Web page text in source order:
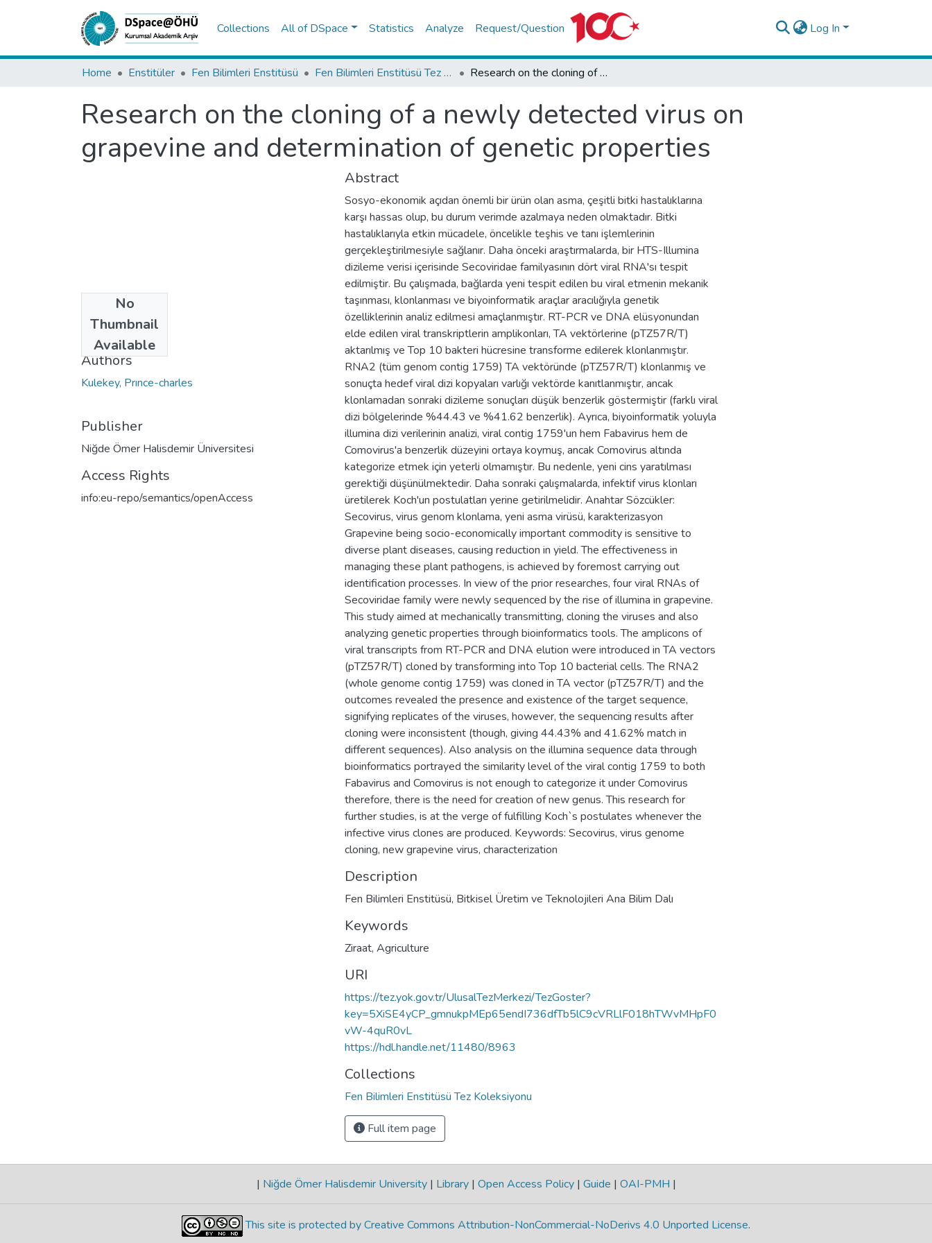
Collections All of DSpace Statistics Analyze Request/Question Log In
Home Enstitüler Fen Bilimleri Enstitüsü Fen Bilimleri Enstitüsü Tez Koleksiyonu Research on the cloning of a newly detected virus on grapevine and determination of genetic properties
Research on the cloning of a newly detected virus on
grapevine and determination of genetic properties
No
Thumbnail
Available
2022
Authors
Kulekey, Prınce-charles
Publisher
Niğde Ömer Halisdemir Üniversitesi
Access Rights
info:eu-repo/semantics/openAccess
Abstract
Sosyo-ekonomik açıdan önemli bir ürün olan asma, çeşitli bitki hastalıklarına
karşı hassas olup, bu durum verimde azalmaya neden olmaktadır. Bitki
hastalıklarıyla etkin mücadele, öncelikle teşhis ve tanı işlemlerinin
gerçekleştirilmesiyle sağlanır. Daha önceki araştırmalarda, bir HTS-Illumina
dizileme verisi içerisinde Secoviridae familyasının dört viral RNA'sı tespit
edilmiştir. Bu çalışmada, bağlarda yeni tespit edilen bu viral etmenin mekanik
taşınması, klonlanması ve biyoinformatik araçlar aracılığıyla genetik
özelliklerinin analiz edilmesi amaçlanmıştır. RT-PCR ve DNA elüsyonundan
elde edilen viral transkriptlerin amplikonları, TA vektörlerine (pTZ57R/T)
aktarılmış ve Top 10 bakteri hücresine transforme edilerek klonlanmıştır.
RNA2 (tüm genom contig 1759) TA vektöründe (pTZ57R/T) klonlanmış ve
sonuçta hedef viral dizi kopyaları varlığı vektörde kanıtlanmıştır, ancak
klonlamadan sonraki dizileme sonuçları düşük benzerlik göstermiştir (farklı viral
dizi bölgelerinde %44.43 ve %41.62 benzerlik). Ayrıca, biyoinformatik yoluyla
illumina dizi verilerinin analizi, viral contig 1759'un hem Fabavirus hem de
Comovirus'a benzerlik düzeyini ortaya koymuş, ancak Comovirus altında
kategorize etmek için yeterli olmamıştır. Bu nedenle, yeni cins yaratılması
gerektiği düşünülmektedir. Daha sonraki çalışmalarda, infektif virus klonları
üretilerek Koch'un postulatları yerine getirilmelidir. Anahtar Sözcükler:
Secovirus, virus genom klonlama, yeni asma virüsü, karakterizasyon
Grapevine being socio-economically important commodity is sensitive to
diverse plant diseases, causing reduction in yield. The effectiveness in
managing these plant pathogens, is achieved by foremost carrying out
identification processes. In view of the prior researches, four viral RNAs of
Secoviridae family were newly sequenced by the rise of illumina in grapevine.
This study aimed at mechanically transmitting, cloning the viruses and also
analyzing genetic properties through bioinformatics tools. The amplicons of
viral transcripts from RT-PCR and DNA elution were introduced in TA vectors
(pTZ57R/T) cloned by transforming into Top 10 bacterial cells. The RNA2
(whole genome contig 1759) was cloned in TA vector (pTZ57R/T) and the
outcomes revealed the presence and existence of the target sequence,
signifying replicates of the viruses, however, the sequencing results after
cloning were inconsistent (though, giving 44.43% and 41.62% match in
different sequences). Also analysis on the illumina sequence data through
bioinformatics portrayed the similarity level of the viral contig 1759 to both
Fabavirus and Comovirus is not enough to categorize it under Comovirus
therefore, there is the need for creation of new genus. This research for
further studies, is at the verge of fulfilling Koch`s postulates whenever the
infective virus clones are produced. Keywords: Secovirus, virus genome
cloning, new grapevine virus, characterization
Description
Fen Bilimleri Enstitüsü, Bitkisel Üretim ve Teknolojileri Ana Bilim Dalı
Keywords
Ziraat, Agriculture
URI
https://tez.yok.gov.tr/UlusalTezMerkezi/TezGoster?
key=5XiSE4yCP_gmnukpMEp65endI736dfTb5lC9cVRLlF018hTWvMHpF0
vW-4quR0vL
https://hdl.handle.net/11480/8963
Collections
Fen Bilimleri Enstitüsü Tez Koleksiyonu
Full item page
| Niğde Ömer Halisdemir University | Library | Open Access Policy | Guide | OAI-PMH |
This site is protected by Creative Commons Attribution-NonCommercial-NoDerivs 4.0 Unported License.